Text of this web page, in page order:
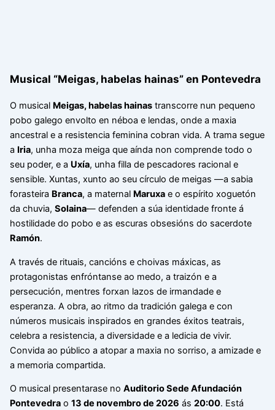
Musical “Meigas, habelas hainas” en Pontevedra
O musical Meigas, habelas hainastranscorre nun pequeno
pobo galego envolto en néboa e lendas, onde a maxia
ancestral e a resistencia feminina cobran vida. A trama segue
a Iria, unha moza meiga que aínda non comprende todo o
seu poder, e a Uxía, unha filla de pescadores racional e
sensible. Xuntas, xunto ao seu círculo de meigas —a sabia
forasteira Branca, a maternal Maruxae o espírito xoguetón
da chuvia, Solaina— defenden a súa identidade fronte á
hostilidade do pobo e as escuras obsesións do sacerdote
Ramón.
A través de rituais, cancións e choivas máxicas, as
protagonistas enfróntanse ao medo, a traizón e a
persecución, mentres forxan lazos de irmandade e
esperanza. A obra, ao ritmo da tradición galega e con
números musicais inspirados en grandes éxitos teatrais,
celebra a resistencia, a diversidade e a ledicia de vivir.
Convida ao público a atopar a maxia no sorriso, a amizade e
a memoria compartida.
O musical presentarase no Auditorio Sede Afundación
Pontevedrao 13 de novembro de 2026 ás 20:00. Está